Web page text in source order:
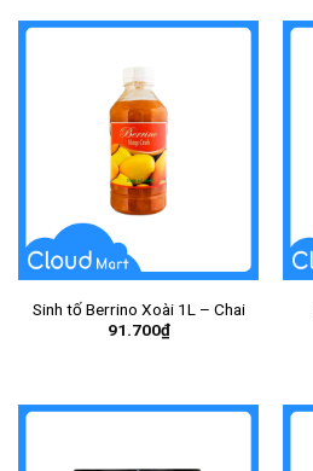
Sinh tố Berrino Xoài 1L – Chai
91.700₫